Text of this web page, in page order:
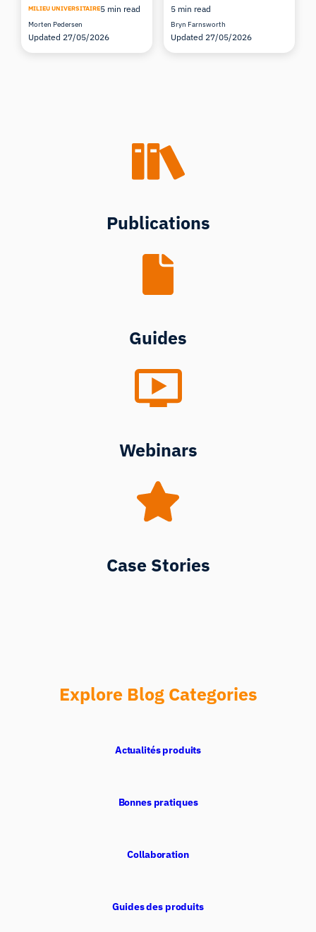
MILIEU UNIVERSITAIRE5 min read
Morten Pedersen
Updated 27/05/2026
5 min read
Bryn Farnsworth
Updated 27/05/2026
Publications
Guides
Webinars
Case Stories
Explore Blog Categories
Actualités produits
Bonnes pratiques
Collaboration
Guides des produits